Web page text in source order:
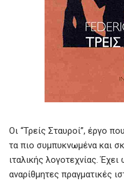
Οι “Τρείς Σταυροί”, έργο
τα πιο συμπυκνωμένα και
ιταλικής λογοτεχνίας.
αναρίθμητες πραγματικές